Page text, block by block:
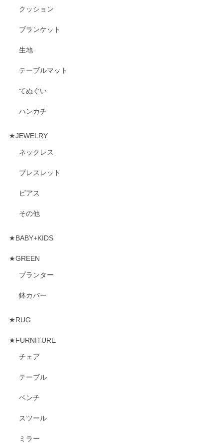
クッション
ブランケット
生地
テーブルマット
てぬぐい
ハンカチ
★JEWELRY
ネックレス
ブレスレット
ピアス
その他
★BABY+KIDS
★GREEN
プランター
鉢カバー
★RUG
★FURNITURE
チェア
テーブル
ベンチ
スツール
ミラー